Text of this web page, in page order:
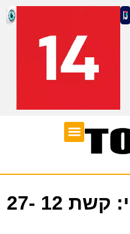
לוח שידורים יומי: קשת 12 27-